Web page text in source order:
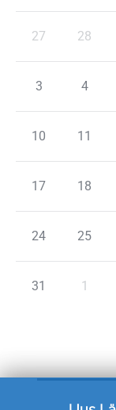
27 28
3 4
10 11
17 18
24 25
31 1